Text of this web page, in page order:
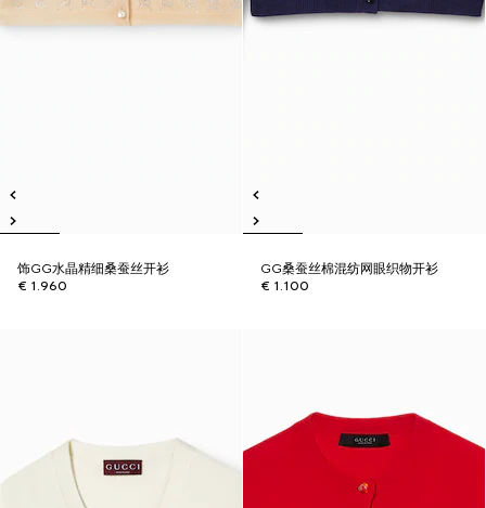
饰GG水晶精细桑蚕丝开衫
€ 1.960
GG桑蚕丝棉混纺网眼织物开衫
€ 1.100